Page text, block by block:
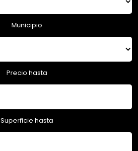
Municipio
Precio hasta
Superficie hasta